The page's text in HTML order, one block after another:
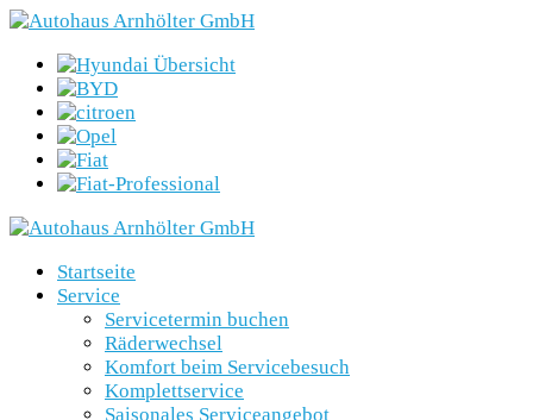
Startseite
Service
Servicetermin buchen
Räderwechsel
Komfort beim Servicebesuch
Komplettservice
Saisonales Serviceangebot